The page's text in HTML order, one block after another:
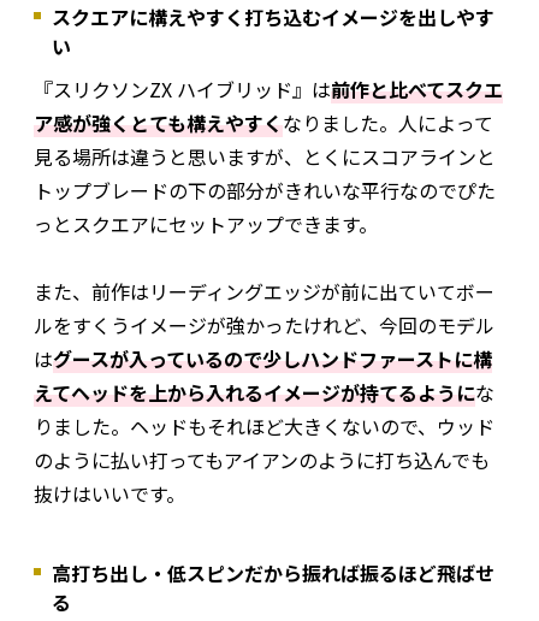
スクエアに構えやすく打ち込むイメージを出しやす
い
『スリクソンZX ハイブリッド』は前作と比べてスクエ
ア感が強くとても構えやすくなりました。人によって
見る場所は違うと思いますが、とくにスコアラインと
トップブレードの下の部分がきれいな平行なのでぴた
っとスクエアにセットアップできます。
また、前作はリーディングエッジが前に出ていてボー
ルをすくうイメージが強かったけれど、今回のモデル
はグースが入っているので少しハンドファーストに構
えてヘッドを上から入れるイメージが持てるようにな
りました。ヘッドもそれほど大きくないので、ウッド
のように払い打ってもアイアンのように打ち込んでも
抜けはいいです。
高打ち出し・低スピンだから振れば振るほど飛ばせ
る